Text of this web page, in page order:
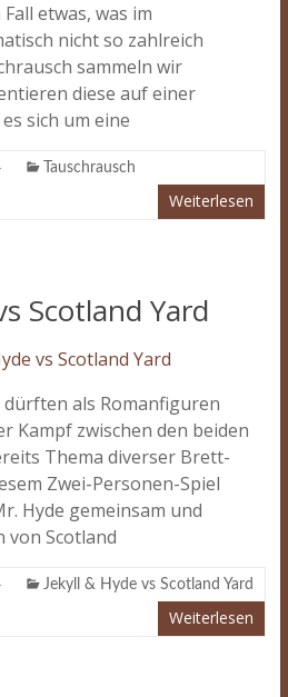
etwas, was im
nicht so zahlreich
sammeln wir
diese auf einer
sich um eine
Tauschrausch
Weiterlesen
Scotland Yard
dürften als Romanfiguren
Kampf zwischen den beiden
Thema diverser Brett-
Zwei-Personen-Spiel
Hyde gemeinsam und
von Scotland
Jekyll & Hyde vs Scotland Yard
Weiterlesen